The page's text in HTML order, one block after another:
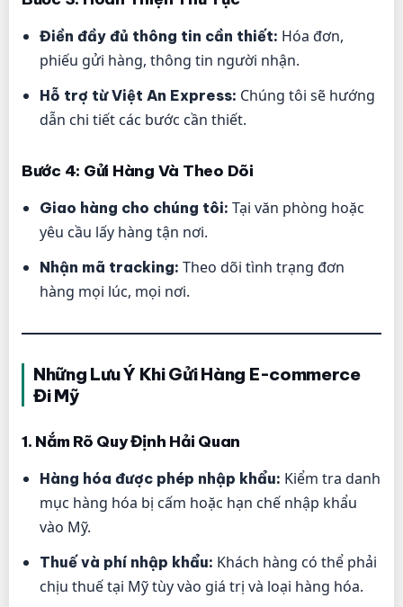
Điền đầy đủ thông tin cần thiết: Hóa đơn,
phiếu gửi hàng, thông tin người nhận.
Hỗ trợ từ Việt An Express: Chúng tôi sẽ hướng
dẫn chi tiết các bước cần thiết.
Bước 4: Gửi Hàng Và Theo Dõi
Giao hàng cho chúng tôi: Tại văn phòng hoặc
yêu cầu lấy hàng tận nơi.
Nhận mã tracking: Theo dõi tình trạng đơn
hàng mọi lúc, mọi nơi.
Những Lưu Ý Khi Gửi Hàng E-commerce
Đi Mỹ
1. Nắm Rõ Quy Định Hải Quan
Hàng hóa được phép nhập khẩu: Kiểm tra danh
mục hàng hóa bị cấm hoặc hạn chế nhập khẩu
vào Mỹ.
Thuế và phí nhập khẩu: Khách hàng có thể phải
chịu thuế tại Mỹ tùy vào giá trị và loại hàng hóa.